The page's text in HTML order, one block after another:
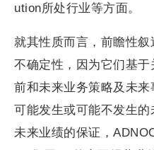
ution所处行业等方面。
就其性质而言，前瞻性
不确定性，因为它们基
前和未来业务策略及未
可能发生或可能不发生
未来业绩的保证，